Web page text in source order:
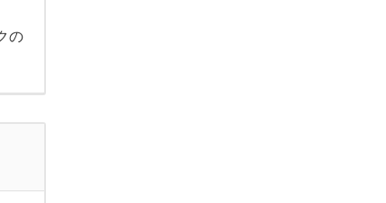
の